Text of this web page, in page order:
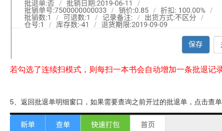
若勾选了连续扫模式，则每扫一本书会自动增加一条批退
5、返回批退单明细窗口，如果需要查询之前开过的批退单，点击查